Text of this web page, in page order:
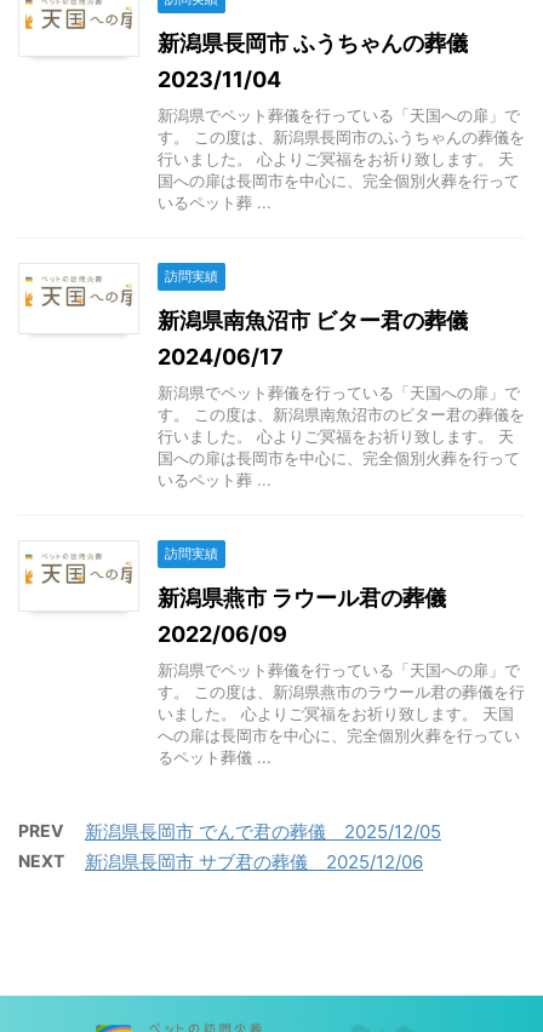
新潟県長岡市 ふうちゃんの葬儀
2023/11/04
新潟県でペット葬儀を行っている「天国への扉」で
す。 この度は、新潟県長岡市のふうちゃんの葬儀を
行いました。 心よりご冥福をお祈り致します。 天
国への扉は長岡市を中心に、完全個別火葬を行って
いるペット葬 ...
訪問実績
新潟県南魚沼市 ビター君の葬儀
2024/06/17
新潟県でペット葬儀を行っている「天国への扉」で
す。 この度は、新潟県南魚沼市のビター君の葬儀を
行いました。 心よりご冥福をお祈り致します。 天
国への扉は長岡市を中心に、完全個別火葬を行って
いるペット葬 ...
訪問実績
新潟県燕市 ラウール君の葬儀
2022/06/09
新潟県でペット葬儀を行っている「天国への扉」で
す。 この度は、新潟県燕市のラウール君の葬儀を行
いました。 心よりご冥福をお祈り致します。 天国
への扉は長岡市を中心に、完全個別火葬を行ってい
るペット葬儀 ...
PREV 新潟県長岡市 でんで君の葬儀 2025/12/05
NEXT 新潟県長岡市 サブ君の葬儀 2025/12/06